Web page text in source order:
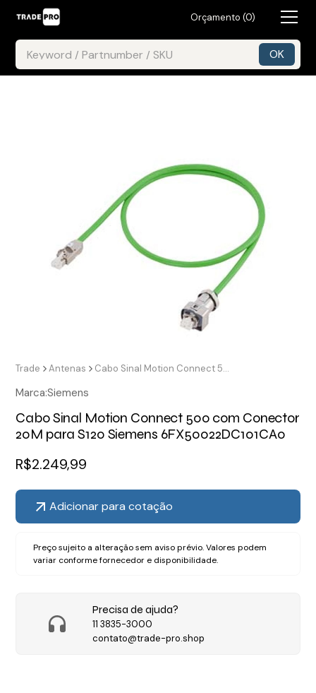
Orçamento (0)
Trade Antenas Cabo Sinal Motion Connect 500 com Conector 20M para S120 Siemens 6FX50022DC101CA0
Marca:Siemens
Cabo Sinal Motion Connect 500 com Conector
20M para S120 Siemens 6FX50022DC101CA0
R$2.249,99
Adicionar para cotação
Preço sujeito a alteração sem aviso prévio. Valores podem
variar conforme fornecedor e disponibilidade.
Precisa de ajuda?
11 3835-3000
contato@trade-pro.shop